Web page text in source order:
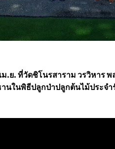
ม.ย. ที่วัดชิโนรสาราม วรวิหาร
านในพิธีปลูกป่าปลูกต้นไม้ประจ